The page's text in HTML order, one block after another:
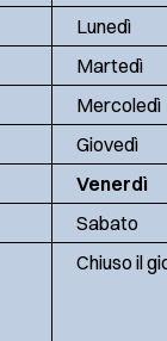
Lunedì
Martedì
Mercoledì
Giovedì
Venerdì
Sabato
Chiuso il